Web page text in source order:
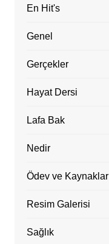
En Hit's
Genel
Gerçekler
Hayat Dersi
Lafa Bak
Nedir
Ödev ve Kaynaklar
Resim Galerisi
Sağlık